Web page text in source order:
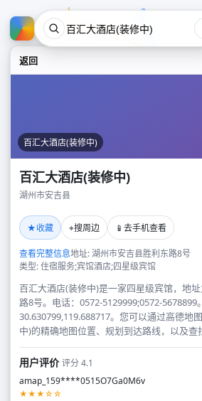
返回
百汇大酒店(装修中)
百汇大酒店(装修中)
湖州市安吉县
★收藏 ⌖搜周边 📱 去手机查看
查看完整信息地址: 湖州市安吉县胜利东路8号
类型: 住宿服务;宾馆酒店;四星级宾馆
百汇大酒店(装修中)是一家四星级宾馆，地
路8号。电话：0572-5129999;0572-5678899
30.630799,119.688717。您可以通过高德地
中)的精确地图位置、规划到达路线，以及查
用户评价评分 4.1
amap_159****0515O7Ga0M6v
★★★☆☆